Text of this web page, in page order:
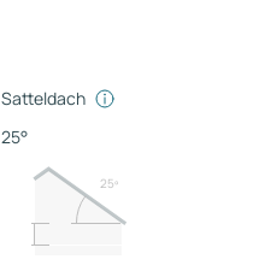
Satteldach
25°
25º